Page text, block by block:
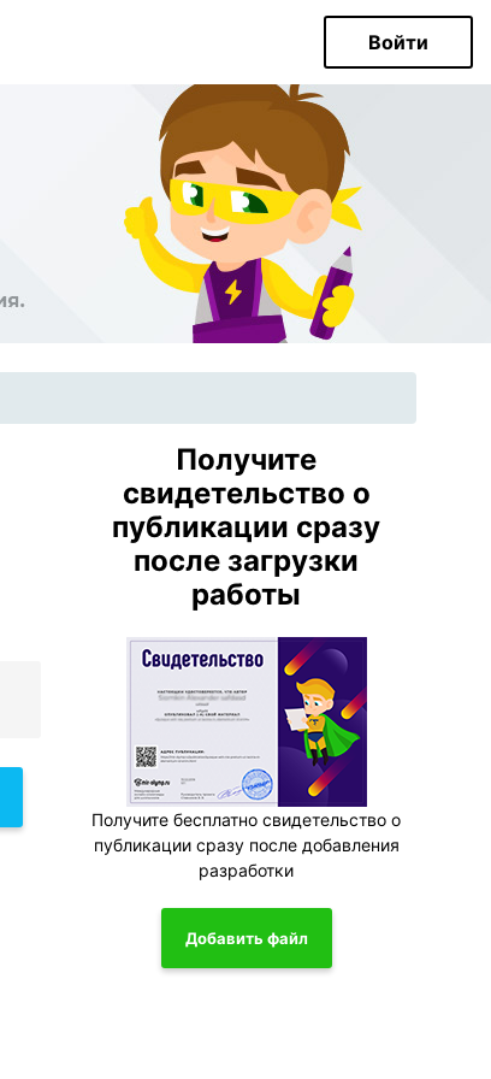
Войти
Получите
свидетельство о
публикации сразу
после загрузки
работы
Получите бесплатно свидетельство о
публикации сразу после добавления
разработки
Добавить файл